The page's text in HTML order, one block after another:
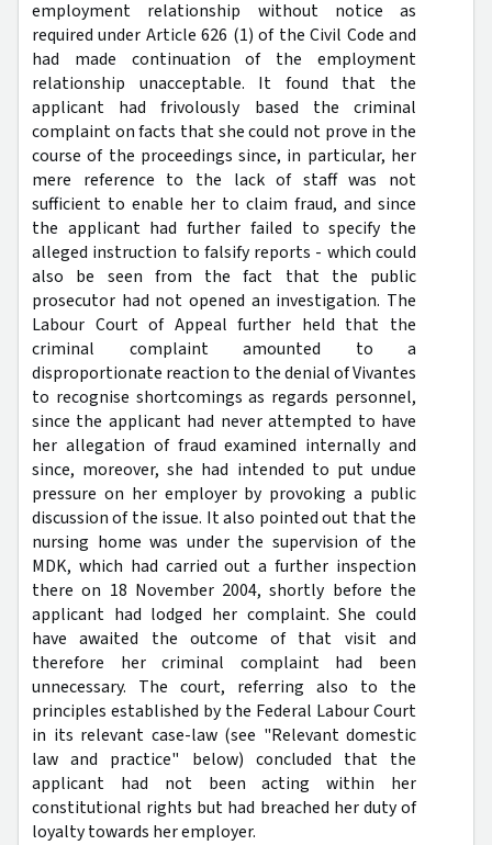
employment relationship without notice as
required under Article 626 (1) of the Civil Code and
had made continuation of the employment
relationship unacceptable. It found that the
applicant had frivolously based the criminal
complaint on facts that she could not prove in the
course of the proceedings since, in particular, her
mere reference to the lack of staff was not
sufficient to enable her to claim fraud, and since
the applicant had further failed to specify the
alleged instruction to falsify reports - which could
also be seen from the fact that the public
prosecutor had not opened an investigation. The
Labour Court of Appeal further held that the
criminal complaint amounted to a
disproportionate reaction to the denial of Vivantes
to recognise shortcomings as regards personnel,
since the applicant had never attempted to have
her allegation of fraud examined internally and
since, moreover, she had intended to put undue
pressure on her employer by provoking a public
discussion of the issue. It also pointed out that the
nursing home was under the supervision of the
MDK, which had carried out a further inspection
there on 18 November 2004, shortly before the
applicant had lodged her complaint. She could
have awaited the outcome of that visit and
therefore her criminal complaint had been
unnecessary. The court, referring also to the
principles established by the Federal Labour Court
in its relevant case-law (see "Relevant domestic
law and practice" below) concluded that the
applicant had not been acting within her
constitutional rights but had breached her duty of
loyalty towards her employer.